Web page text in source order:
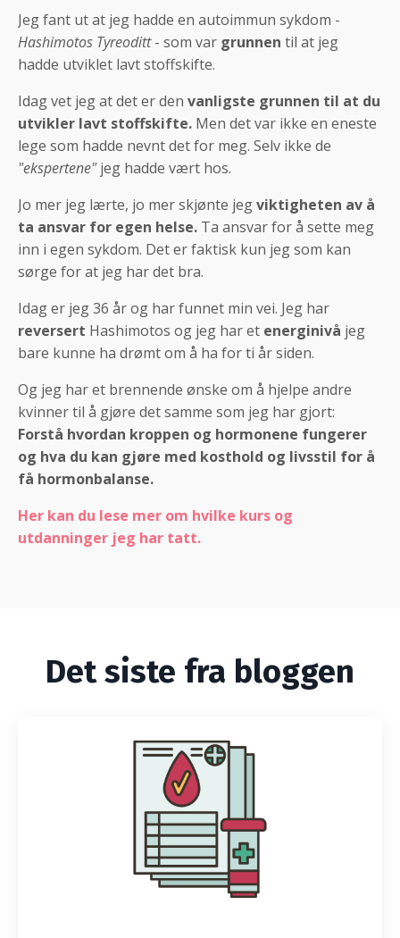
Jeg fant ut at jeg hadde en autoimmun sykdom -
Hashimotos Tyreoditt- som var grunnen til at jeg
hadde utviklet lavt stoffskifte.
Idag vet jeg at det er den vanligste grunnen til at du
utvikler lavt stoffskifte. Men det var ikke en eneste
lege som hadde nevnt det for meg. Selv ikke de
"ekspertene"jeg hadde vært hos.
Jo mer jeg lærte, jo mer skjønte jegviktigheten av å
ta ansvar for egen helse. Ta ansvar for å sette meg
inn i egen sykdom. Det er faktisk kun jeg som kan
sørge for at jeg har det bra.
Idag er jeg 36 år og har funnet min vei. Jeg har
reversert Hashimotos og jeg har et energinivå jeg
bare kunne ha drømt om å ha for ti år siden.
Og jeg har et brennende ønske om å hjelpe andre
kvinner til å gjøre det samme som jeg har gjort:
Forstå hvordan kroppen og hormonene fungerer
og hva du kan gjøre med kosthold og livsstil for å
få hormonbalanse.
Her kan du lese mer om hvilke kurs og
utdanninger jeg har tatt.
Det siste fra bloggen